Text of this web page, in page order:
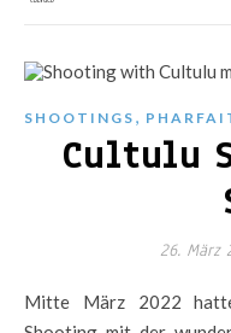
SHOOTINGS ,
Cultulu
26. März
Mitte März 2022 hatte ich das große Vergnügen ein